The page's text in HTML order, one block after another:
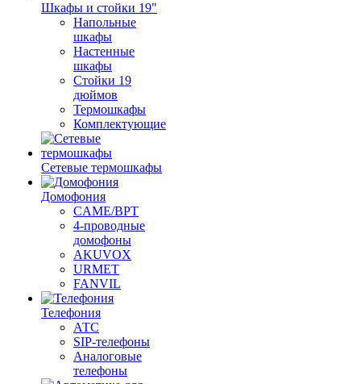
Шкафы и стойки 19"
Напольные
шкафы
Настенные
шкафы
Стойки 19
дюймов
Термошкафы
Комплектующие
Сетевые термошкафы
Домофония
CAME/BPT
4-проводные
домофоны
AKUVOX
URMET
FANVIL
Телефония
АТС
SIP-телефоны
Аналоговые
телефоны